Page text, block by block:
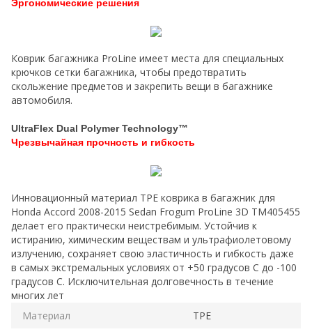
Эргономические решения
Коврик багажника ProLine имеет места для специальных
крючков сетки багажника, чтобы предотвратить
скольжение предметов и закрепить вещи в багажнике
автомобиля.
UltraFlex Dual Polymer Technology™
Чрезвычайная прочность и гибкость
Инновационный материал TPE коврика в багажник для
Honda Accord 2008-2015 Sedan Frogum ProLine 3D TM405455
делает его практически неистребимым. Устойчив к
истиранию, химическим веществам и ультрафиолетовому
излучению, сохраняет свою эластичность и гибкость даже
в самых экстремальных условиях от +50 градусов C до -100
градусов C. Исключительная долговечность в течение
многих лет
Материал
TPE